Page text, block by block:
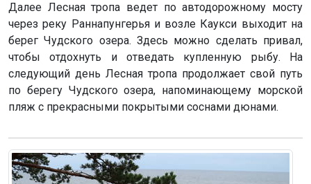
Далее Лесная тропа ведет по автодорожному мосту
через реку Раннапунгерья и возле Каукси выходит на
берег Чудского озера. Здесь можно сделать привал,
чтобы отдохнуть и отведать купленную рыбу. На
следующий день Лесная тропа продолжает свой путь
по берегу Чудского озера, напоминающему морской
пляж с прекрасными покрытыми соснами дюнами.